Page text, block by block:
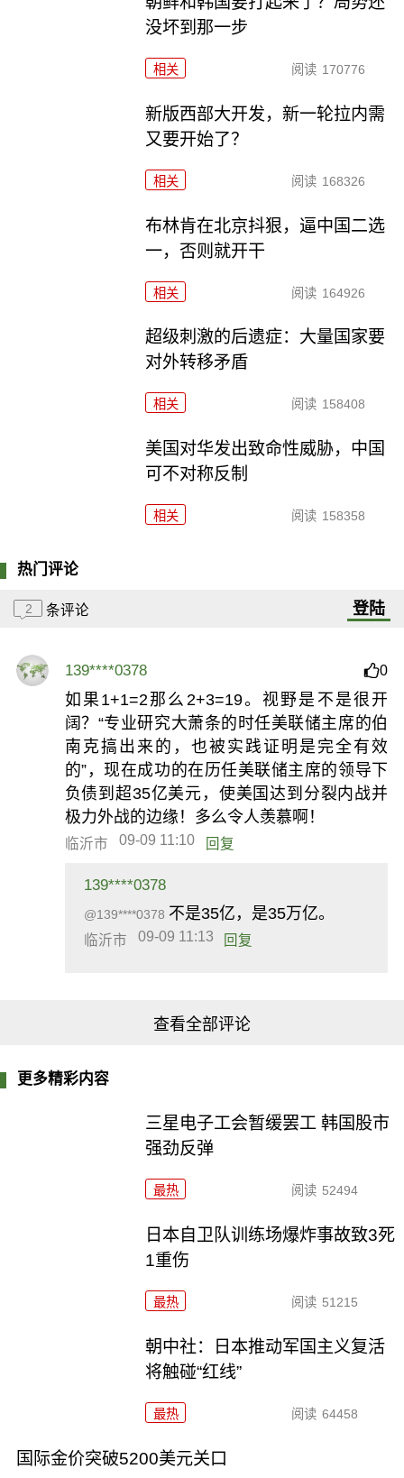
没坏到那一步
相关 阅读 170776
新版西部大开发，新一轮拉内需
又要开始了？
相关 阅读 168326
布林肯在北京抖狠，逼中国二选
一，否则就开干
相关 阅读 164926
超级刺激的后遗症：大量国家要
对外转移矛盾
相关 阅读 158408
美国对华发出致命性威胁，中国
可不对称反制
相关 阅读 158358
热门评论
2 条评论 登陆
139****0378 0
如果1+1=2那么2+3=19。视野是不是很开
阔？“专业研究大萧条的时任美联储主席的伯
南克搞出来的，也被实践证明是完全有效
的”，现在成功的在历任美联储主席的领导下
负债到超35亿美元，使美国达到分裂内战并
极力外战的边缘！多么令人羡慕啊！
临沂市 09-09 11:10 回复
139****0378
@139****0378 不是35亿，是35万亿。
临沂市 09-09 11:13 回复
查看全部评论
更多精彩内容
三星电子工会暂缓罢工 韩国股市
强劲反弹
最热 阅读 52494
日本自卫队训练场爆炸事故致3死
1重伤
最热 阅读 51215
朝中社：日本推动军国主义复活
将触碰“红线”
最热 阅读 64458
国际金价突破5200美元关口